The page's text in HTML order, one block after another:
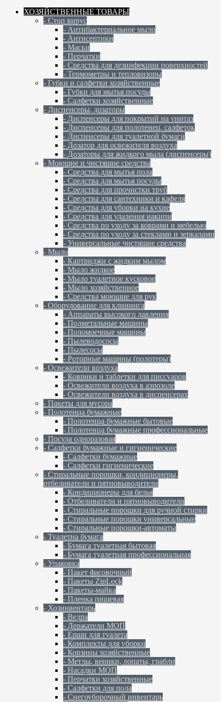
ХОЗЯЙСТВЕННЫЕ ТОВАРЫ
- Стоп вирус
- Антибактериальное мыло
- Антисептики
- Маски
- Перчатки
- Средства для дезинфекции поверхностей
- Термометры и тепловизоры
- Губки и салфетки хозяйственные
- Губки для мытья посуды
- Салфетки хозяйственные
- Диспенсеры, дозаторы
- Диспенсеры для покрытий на унитаз
- Диспенсеры для полотенец, салфеток
- Диспенсеры для туалетной бумаги
- Дозатор для освежителя воздуха
- Дозаторы для жидкого мыла (диспенсеры)
- Моющие и чистящие средства
- Средства для мытья пола
- Средства для мытья посуды
- Средства для прочистки труб
- Средства для сантехники и кафеля
- Средства для уборки на кухне
- Средства для удаления накипи
- Средства по уходу за коврами и мебелью
- Средства по уходу за стеклами и зеркалами
- Универсальные чистящие средства
- Мыло
- Картриджи с жидким мылом
- Мыло жидкое
- Мыло туалетное кусковое
- Мыло хозяйственное
- Средства моющие для рук
- Оборудование для клининга
- Аппараты высокого давления
- Подметальные машины
- Поломоечные машины
- Пылеводососы
- Пылесосы
- Роторные машины (полотеры)
- Освежители воздуха
- Коврики и таблетки для писсуаров
- Освежители воздуха в аэрозоле
- Освежители воздуха в диспенсерах
- Пакеты для мусора
- Полотенца бумажные
- Полотенца бумажные бытовые
- Полотенца бумажные профессиональные
- Посуда одноразовая
- Салфетки бумажные и гигиенические
- Салфетки бумажные
- Салфетки гигиенические
- Стиральные порошки, кондиционеры,
отбеливатели и пятновыводители
- Кондиционеры для белья
- Отбеливатели и пятновыводители
- Стиральные порошки для ручной стирки
- Стиральные порошки универсальные
- Стиральные порошки-автоматы
- Туалетна бумага
- Бумага туалетная бытовая
- Бумага туалетная профессиональная
- Упаковка
- Пакет фасовочный
- Пакеты ZipLock
- Пакеты-майка
- Пленка пищевая
- Хозинвентарь
- Ведра
- Держатели МОП
- Ерши для туалета
- Комплекты для уборки
- Корзины хозяйственные
- Метлы, веники, лопаты, грабли
- Насадки МОП
- Перчатки хозяйственные
- Салфетки для пола
- Снегоуборочный инвентарь